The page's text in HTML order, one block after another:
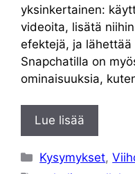
yksinkertainen:
videoita, lisätä
efektejä, ja lähettää
Snapchatilla on
ominaisuuksia,
Lue lisää
Kategoriat
Kysymykset,